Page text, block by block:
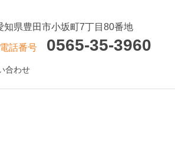
知県豊田市小坂町7丁目80番地
話番号 0565-35-3960
合わせ